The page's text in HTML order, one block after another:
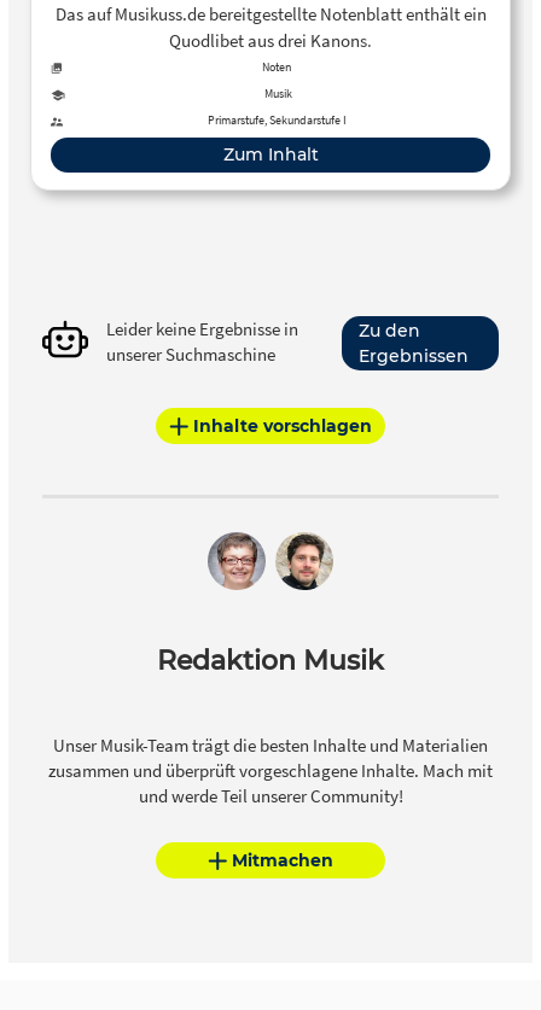
Das auf Musikuss.de bereitgestellte Notenblatt enthält ein
Quodlibet aus drei Kanons.
Noten
Musik
Primarstufe, Sekundarstufe I
Zum Inhalt
Leider keine Ergebnisse in
unserer Suchmaschine
Zu den
Ergebnissen
Inhalte vorschlagen
Redaktion Musik
Unser Musik-Team trägt die besten Inhalte und Materialien
zusammen und überprüft vorgeschlagene Inhalte. Mach mit
und werde Teil unserer Community!
Mitmachen